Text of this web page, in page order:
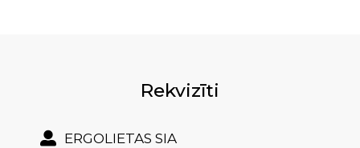
Rekvizīti
ERGOLIETAS SIA